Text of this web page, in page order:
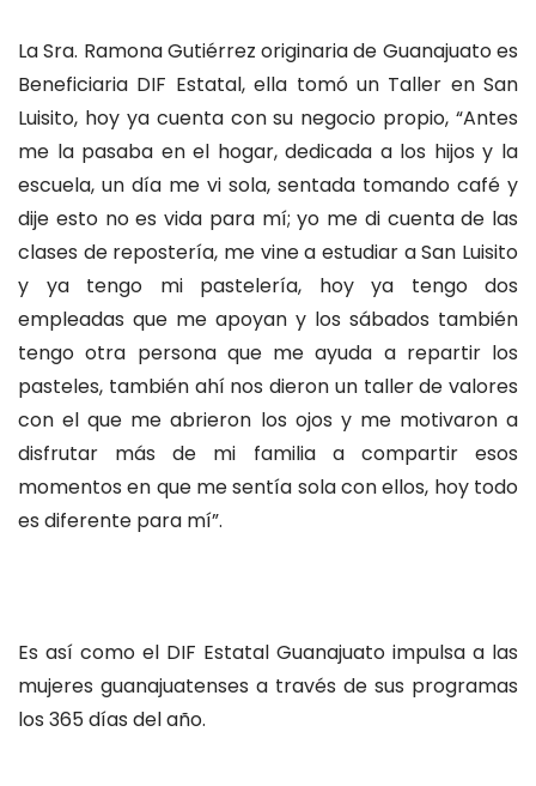
La Sra. Ramona Gutiérrez originaria de Guanajuato es
Beneficiaria DIF Estatal, ella tomó un Taller en San
Luisito, hoy ya cuenta con su negocio propio, “Antes
me la pasaba en el hogar, dedicada a los hijos y la
escuela, un día me vi sola, sentada tomando café y
dije esto no es vida para mí; yo me di cuenta de las
clases de repostería, me vine a estudiar a San Luisito
y ya tengo mi pastelería, hoy ya tengo dos
empleadas que me apoyan y los sábados también
tengo otra persona que me ayuda a repartir los
pasteles, también ahí nos dieron un taller de valores
con el que me abrieron los ojos y me motivaron a
disfrutar más de mi familia a compartir esos
momentos en que me sentía sola con ellos, hoy todo
es diferente para mí”.
Es así como el DIF Estatal Guanajuato impulsa a las
mujeres guanajuatenses a través de sus programas
los 365 días del año.